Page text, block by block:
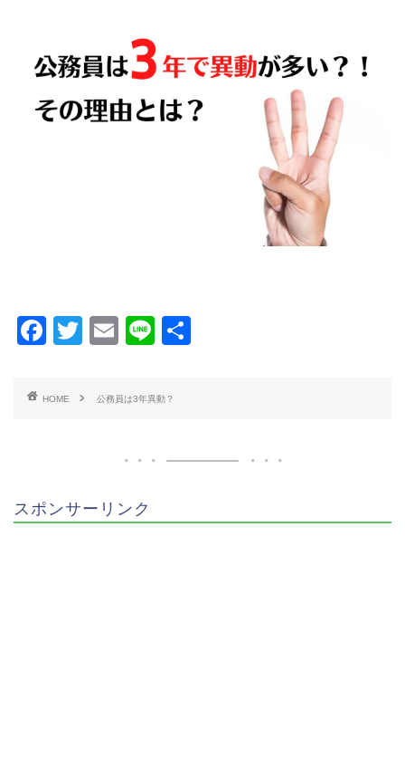
F
c
o
k
T
tt
E
ai
Li
e
HOME 公務員は3年異動？
スポンサーリンク